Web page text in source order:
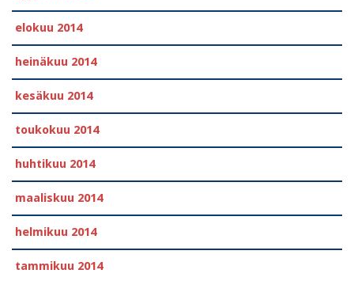
elokuu 2014
heinäkuu 2014
kesäkuu 2014
toukokuu 2014
huhtikuu 2014
maaliskuu 2014
helmikuu 2014
tammikuu 2014